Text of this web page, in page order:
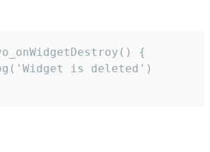
{
is deleted')